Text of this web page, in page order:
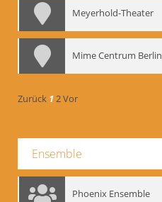
Meyerhold-Theater
Mime Centrum Berlin
Zurück 12Vor
Ensemble
Phoenix Ensemble